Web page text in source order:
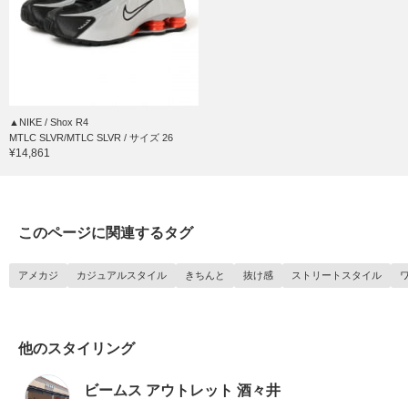
▲NIKE / Shox R4
MTLC SLVR/MTLC SLVR / サイズ 26
¥14,861
このページに関連するタグ
アメカジ カジュアルスタイル きちんと 抜け感 ストリートスタイル
他のスタイリング
ビームス アウトレット 酒々井